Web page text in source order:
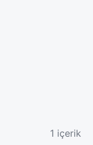
1 içerik